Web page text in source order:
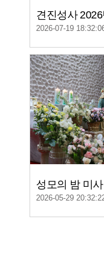
2026-07-19
2026-05-29